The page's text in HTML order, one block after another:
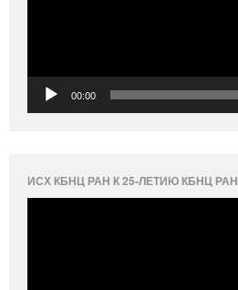
00:00
ИСХ КБНЦ РАН К 25-ЛЕТИЮ КБНЦ РАН